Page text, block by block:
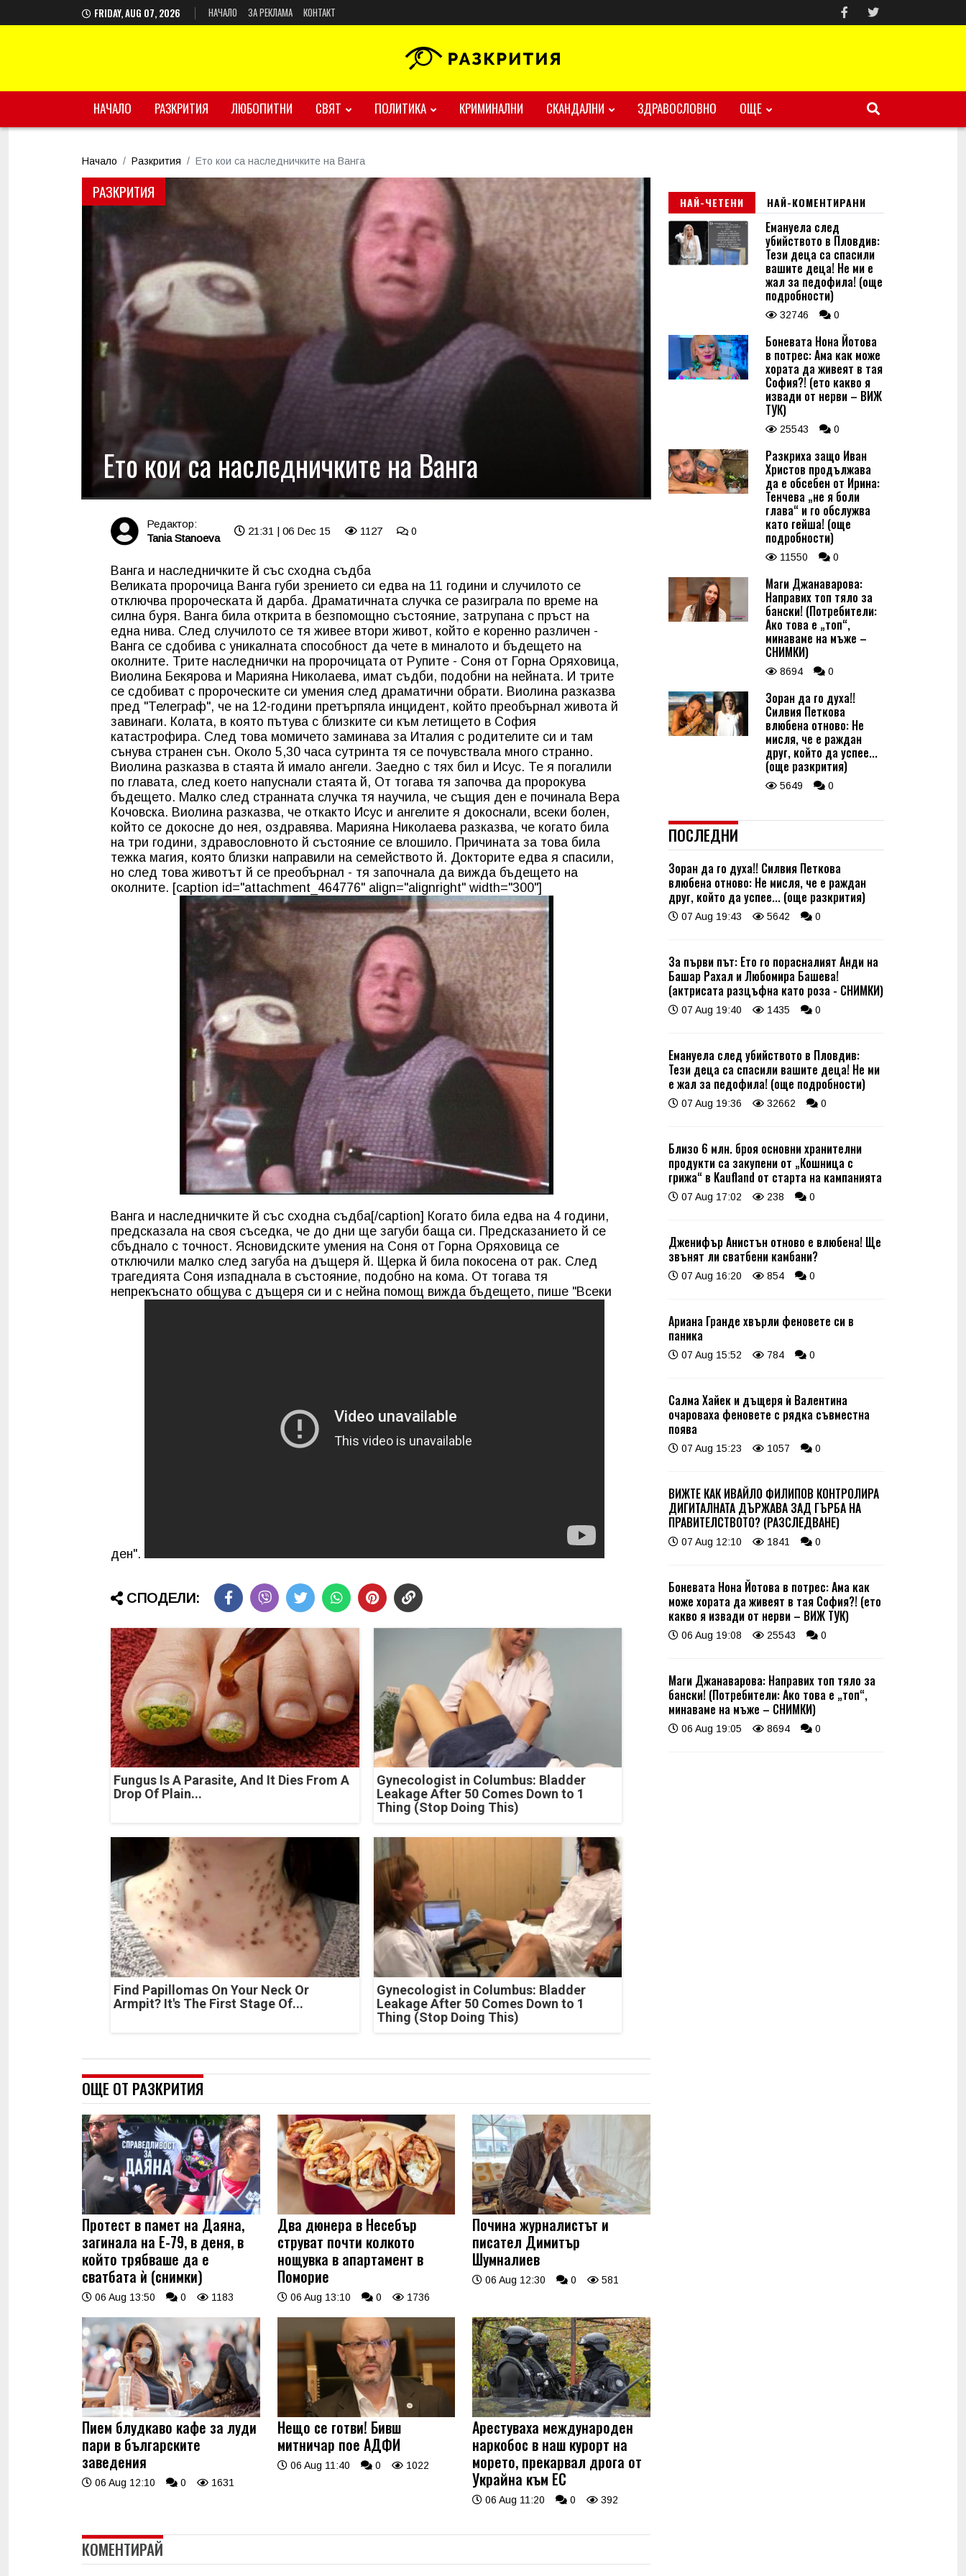
FRIDAY, AUG 07, 2026 НАЧАЛО ЗА РЕКЛАМА КОНТАКТ
НАЧАЛО РАЗКРИТИЯ ЛЮБОПИТНИ СВЯТ ПОЛИТИКА КРИМИНАЛНИ СКАНДАЛНИ ЗДРАВОСЛОВНО ОЩЕ
Начало Разкрития Ето кои са наследничките на Ванга
РАЗКРИТИЯ
Ето кои са наследничките на Ванга
Редактор:
Tania Stanoeva
21:31 | 06 Dec 15 1127 0
Ванга и наследничките й със сходна съдба
Великата пророчица Ванга губи зрението си едва на 11 години и случилото се
отключва пророческата й дарба. Драматичната случка се разиграла по време на
силна буря. Ванга била открита в безпомощно състояние, затрупана с пръст на
една нива. След случилото се тя живее втори живот, който е коренно различен -
Ванга се сдобива с уникалната способност да чете в миналото и бъдещето на
околните. Трите наследнички на пророчицата от Рупите - Соня от Горна Оряховица,
Виолина Бекярова и Марияна Николаева, имат съдби, подобни на нейната. И трите
се сдобиват с пророческите си умения след драматични обрати. Виолина разказва
пред "Телеграф", че на 12-години претърпяла инцидент, който преобърнал живота й
завинаги. Колата, в която пътува с близките си към летището в София
катастрофира. След това момичето заминава за Италия с родителите си и там
сънува странен сън. Около 5,30 часа сутринта тя се почувствала много странно.
Виолина разказва в стаята й имало ангели. Заедно с тях бил и Исус. Те я погалили
по главата, след което напуснали стаята й, От тогава тя започва да пророкува
бъдещето. Малко след странната случка тя научила, че същия ден е починала Вера
Кочовска. Виолина разказва, че откакто Исус и ангелите я докоснали, всеки болен,
който се докосне до нея, оздравява. Марияна Николаева разказва, че когато била
на три години, здравословното й състояние се влошило. Причината за това била
тежка магия, която близки направили на семейството й. Докторите едва я спасили,
но след това животът й се преобърнал - тя започнала да вижда бъдещето на
околните. [caption id="attachment_464776" align="alignright" width="300"]
Ванга и наследничките й със сходна съдба[/caption] Когато била едва на 4 години,
предсказала на своя съседка, че до дни ще загуби баща си. Предсказанието й се
сбъднало с точност. Ясновидските умения на Соня от Горна Оряховица се
отключили малко след загуба на дъщеря й. Щерка й била покосена от рак. След
трагедията Соня изпаднала в състояние, подобно на кома. От тогава тя
непрекъснато общува с дъщеря си и с нейна помощ вижда бъдещето, пише "Всеки
ден".
СПОДЕЛИ:
Fungus Is A Parasite, And It Dies From A
Drop Of Plain...
Gynecologist in Columbus: Bladder
Leakage After 50 Comes Down to 1
Thing (Stop Doing This)
Find Papillomas On Your Neck Or
Armpit? It's The First Stage Of...
Gynecologist in Columbus: Bladder
Leakage After 50 Comes Down to 1
Thing (Stop Doing This)
ОЩЕ ОТ РАЗКРИТИЯ
Протест в памет на Даяна,
загинала на Е-79, в деня, в
който трябваше да е
сватбата ѝ (снимки)
06 Aug 13:50 0 1183
Два дюнера в Несебър
струват почти колкото
нощувка в апартамент в
Поморие
06 Aug 13:10 0 1736
Почина журналистът и
писател Димитър
Шумналиев
06 Aug 12:30 0 581
Пием блудкаво кафе за луди
пари в българските
заведения
06 Aug 12:10 0 1631
Нещо се готви! Бивш
митничар пое АДФИ
06 Aug 11:40 0 1022
Арестуваха международен
наркобос в наш курорт на
морето, прекарвал дрога от
Украйна към ЕС
06 Aug 11:20 0 392
КОМЕНТИРАЙ
НАЙ-ЧЕТЕНИ НАЙ-КОМЕНТИРАНИ
Емануела след
убийството в Пловдив:
Тези деца са спасили
вашите деца! Не ми е
жал за педофила! (още
подробности)
32746 0
Боневата Нона Йотова
в потрес: Ама как може
хората да живеят в тая
София?! (ето какво я
извади от нерви – ВИЖ
ТУК)
25543 0
Разкриха защо Иван
Христов продължава
да е обсебен от Ирина:
Тенчева „не я боли
глава“ и го обслужва
като гейша! (още
подробности)
11550 0
Маги Джанаварова:
Направих топ тяло за
бански! (Потребители:
Ако това е „топ“,
минаваме на мъже –
СНИМКИ)
8694 0
Зоран да го духа!!
Силвия Петкова
влюбена отново: Не
мисля, че е раждан
друг, който да успее...
(още разкрития)
5649 0
ПОСЛЕДНИ
Зоран да го духа!! Силвия Петкова
влюбена отново: Не мисля, че е раждан
друг, който да успее... (още разкрития)
07 Aug 19:43 5642 0
За първи път: Ето го порасналият Анди на
Башар Рахал и Любомира Башева!
(актрисата разцъфна като роза - СНИМКИ)
07 Aug 19:40 1435 0
Емануела след убийството в Пловдив:
Тези деца са спасили вашите деца! Не ми
е жал за педофила! (още подробности)
07 Aug 19:36 32662 0
Близо 6 млн. броя основни хранителни
продукти са закупени от „Кошница с
грижа“ в Kaufland от старта на кампанията
07 Aug 17:02 238 0
Дженифър Анистън отново е влюбена! Ще
звънят ли сватбени камбани?
07 Aug 16:20 854 0
Ариана Гранде хвърли феновете си в
паника
07 Aug 15:52 784 0
Салма Хайек и дъщеря ѝ Валентина
очароваха феновете с рядка съвместна
поява
07 Aug 15:23 1057 0
ВИЖТЕ КАК ИВАЙЛО ФИЛИПОВ КОНТРОЛИРА
ДИГИТАЛНАТА ДЪРЖАВА ЗАД ГЪРБА НА
ПРАВИТЕЛСТВОТО? (РАЗСЛЕДВАНЕ)
07 Aug 12:10 1841 0
Боневата Нона Йотова в потрес: Ама как
може хората да живеят в тая София?! (ето
какво я извади от нерви – ВИЖ ТУК)
06 Aug 19:08 25543 0
Маги Джанаварова: Направих топ тяло за
бански! (Потребители: Ако това е „топ“,
минаваме на мъже – СНИМКИ)
06 Aug 19:05 8694 0